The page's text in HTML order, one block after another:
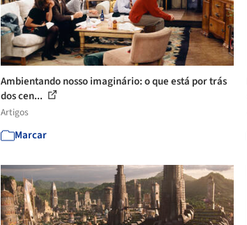
Ambientando nosso imaginário: o que está por trás
dos cen...
Artigos
Marcar